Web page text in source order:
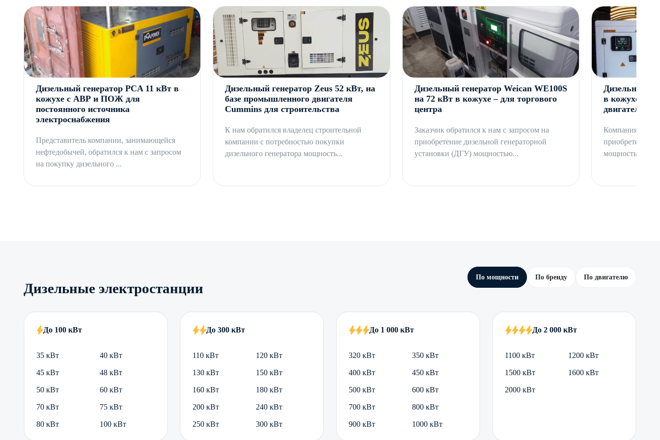
Aksa APD2250M с АВР имеет весь пакет технической документации и продолжительную гарантию производителя.
Профессиональные консультации по особенностям установки, подключения и эксплуатации предоставляем в полном
объеме без дополнительной оплаты. Доставка в г. Алматы любой транспортной компанией, инженерное
сопровождение проекта.
Дизельный генератор PCA 11 кВт в
кожухе с АВР и ПОЖ для
постоянного источника
электроснабжения
Представитель компании, занимающейся
нефтедобычей, обратился к нам с запросом
на покупку дизельного ...
Дизельный генератор Zeus 52 кВт, на
базе промышленного двигателя
Cummins для строительства
К нам обратился владелец строительной
компании с потребностью покупки
дизельного генератора мощность...
Дизельный генератор Weican WE100S
на 72 кВт в кожухе – для торгового
центра
Заказчик обратился к нам с запросом на
приобретение дизельной генераторной
установки (ДГУ) мощностью...
Дизельный
в кожухе, на
двигателя
Компания
приобретение
мощностью 120
Дизельные электростанции
По мощности По бренду По двигателю
До 100 кВт
35 кВт 40 кВт
45 кВт 48 кВт
50 кВт 60 кВт
70 кВт 75 кВт
80 кВт 100 кВт
До 300 кВт
110 кВт 120 кВт
130 кВт 150 кВт
160 кВт 180 кВт
200 кВт 240 кВт
250 кВт 300 кВт
До 1 000 кВт
320 кВт 350 кВт
400 кВт 450 кВт
500 кВт 600 кВт
700 кВт 800 кВт
900 кВт 1000 кВт
До 2 000 кВт
1100 кВт 1200 кВт
1500 кВт 1600 кВт
2000 кВт